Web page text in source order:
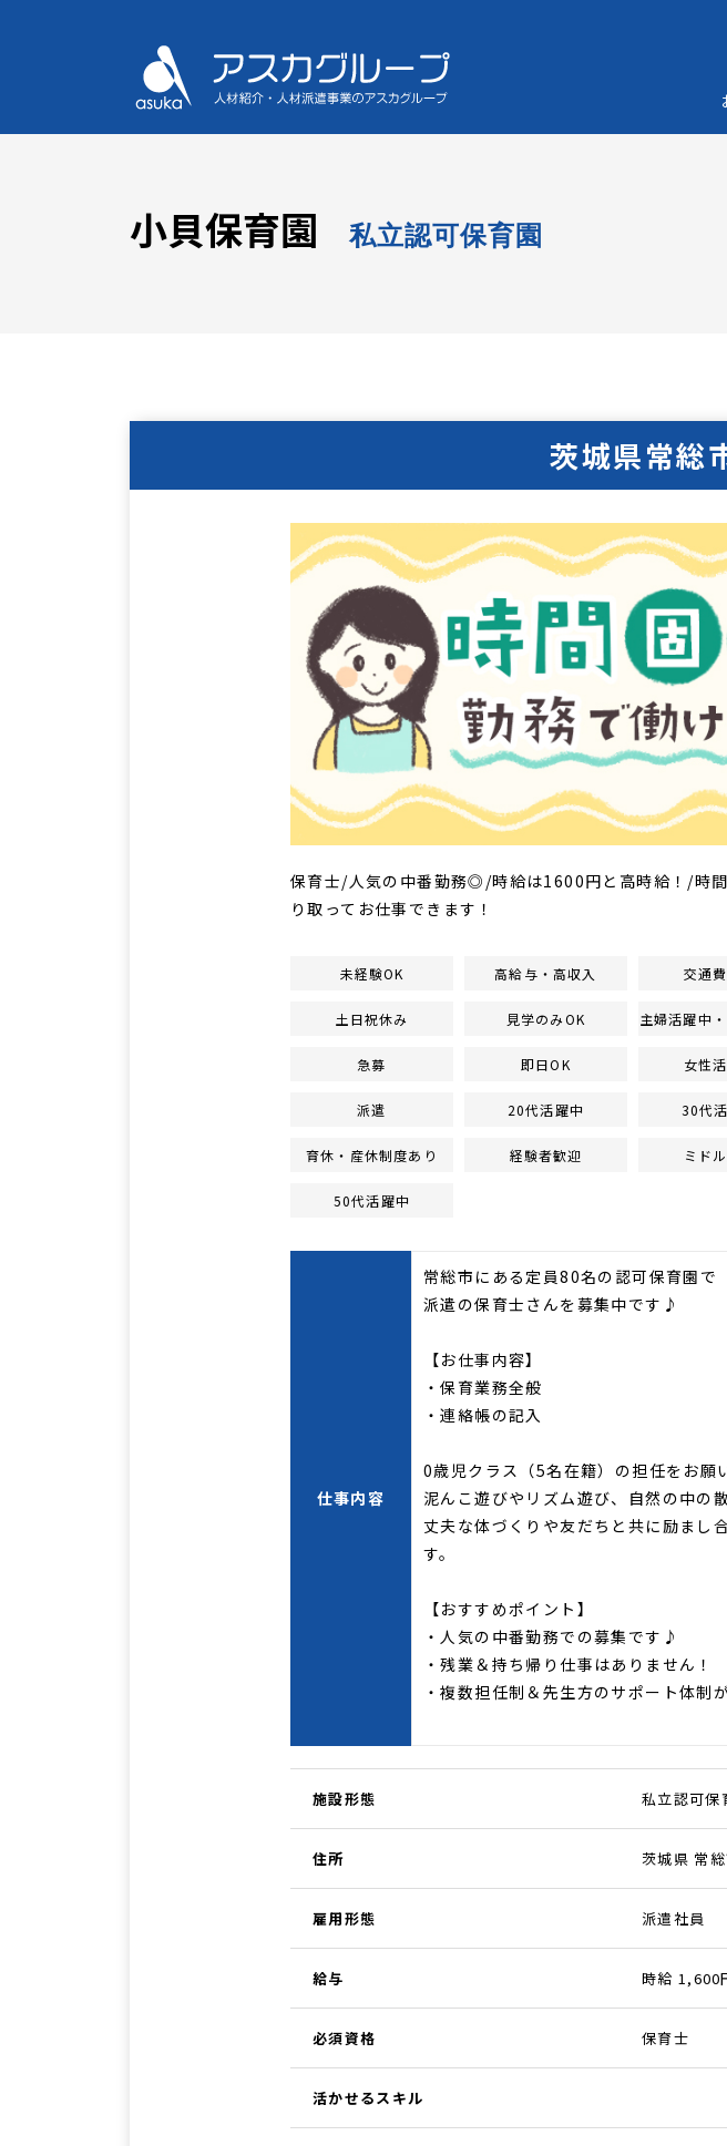
小貝保育園 私立認可保育園
茨城県常総
保育士/人気の中番勤務◎/時給は1600円と高時給！/時
り取ってお仕事できます！
未経験OK 高給与・高収入 交通
土日祝休み 見学のみOK 主婦活躍中
急募 即日OK 女性
派遣 20代活躍中 30代
育休・産休制度あり 経験者歓迎 ミド
50代活躍中
仕事内容
常総市にある定員80名の認可保育園で
派遣の保育士さんを募集中です♪
【お仕事内容】
・保育業務全般
・連絡帳の記入
0歳児クラス（5名在籍）の担任をお願
泥んこ遊びやリズム遊び、自然の中の
丈夫な体づくりや友だちと共に励まし
す。
【おすすめポイント】
・人気の中番勤務での募集です♪
・残業＆持ち帰り仕事はありません！
・複数担任制＆先生方のサポート体
施設形態 私立認可保
住所 茨城県 常
雇用形態 派遣社員
給与 時給 1,600
必須資格 保育士
活かせるスキル